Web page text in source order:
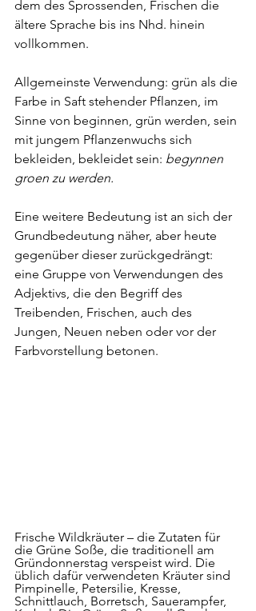
dem des Sprossenden, Frischen die
ältere Sprache bis ins Nhd. hinein
vollkommen.
Allgemeinste Verwendung: grün als die
Farbe in Saft stehender Pflanzen, im
Sinne von beginnen, grün werden, sein
mit jungem Pflanzenwuchs sich
bekleiden, bekleidet sein: begynnen
groen zu werden.
Eine weitere Bedeutung ist an sich der
Grundbedeutung näher, aber heute
gegenüber dieser zurückgedrängt:
eine Gruppe von Verwendungen des
Adjektivs, die den Begriff des
Treibenden, Frischen, auch des
Jungen, Neuen neben oder vor der
Farbvorstellung betonen.
Frische Wildkräuter – die Zutaten für
die Grüne Soße, die traditionell am
Gründonnerstag verspeist wird. Die
üblich dafür verwendeten Kräuter sind
Pimpinelle, Petersilie, Kresse,
Schnittlauch, Borretsch, Sauerampfer,